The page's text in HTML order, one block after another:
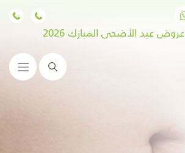
عروض عيد الأضحى المبارك 2026
البحث